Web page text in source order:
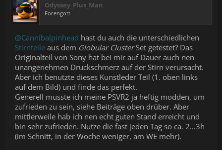
Odyssey_Plus_Man
Forengott
@Cannibalpinhead hast du auch die unterschiedlichen
Stirnteile aus dem Globular ClusterSet getestet? Das
Originalteil von Sony hat bei mir auf Dauer auch nen
unangenehmen Druckschmerz auf der Stirn verursacht.
Aber ich benutzte dieses Kunstleder Teil (1. oben links
auf dem Bild) und finde das perfekt.
Generell musste ich meine PSVR2 ja heftig modden, um
zufrieden zu sein, siehe Beiträge oben drüber. Aber
mittlerweile hab ich nen echt guten Stand erreicht und
bin sehr zufrieden. Nutze die fast jeden Tag so ca. 2...3h
(im Schnitt, in der Woche weniger, am WE mehr).